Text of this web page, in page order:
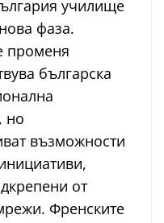
училище
фаза.
променя
българска
но
възможности
от
Френските